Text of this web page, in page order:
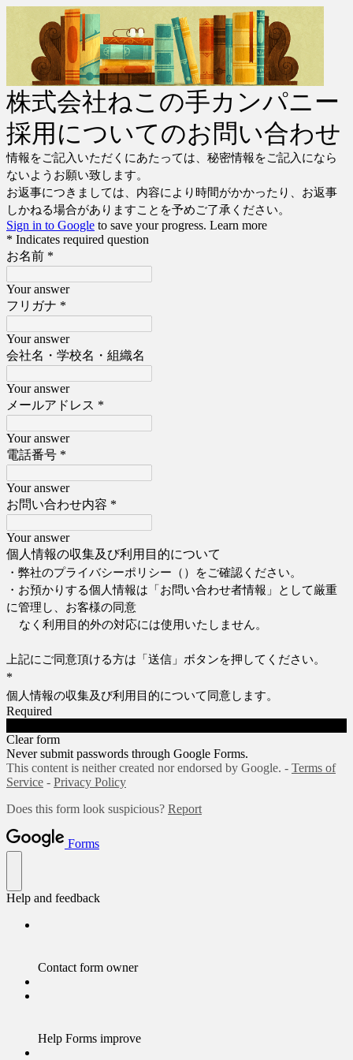
株式会社ねこの手カンパニー
採用についてのお問い合わせ
情報をご記入いただくにあたっては、秘密情報をご記入になら
ないようお願い致します。
お返事につきましては、内容により時間がかかったり、お返事
しかねる場合がありますことを予めご了承ください。
Sign in to Google to save your progress. Learn more
* Indicates required question
お名前 *
Your answer
フリガナ *
Your answer
会社名・学校名・組織名
Your answer
メールアドレス *
Your answer
電話番号 *
Your answer
お問い合わせ内容 *
Your answer
個人情報の収集及び利用目的について
・弊社のプライバシーポリシー（ ）をご確認ください。
・お預かりする個人情報は「お問い合わせ者情報」として厳重
に管理し、お客様の同意
なく利用目的外の対応には使用いたしません。
上記にご同意頂ける方は「送信」ボタンを押してください。
*
個人情報の収集及び利用目的について同意します。
Required
Clear form
Never submit passwords through Google Forms.
This content is neither created nor endorsed by Google. - Terms of
Service - Privacy Policy
Does this form look suspicious? Report
Forms
Help and feedback
Contact form owner
Help Forms improve